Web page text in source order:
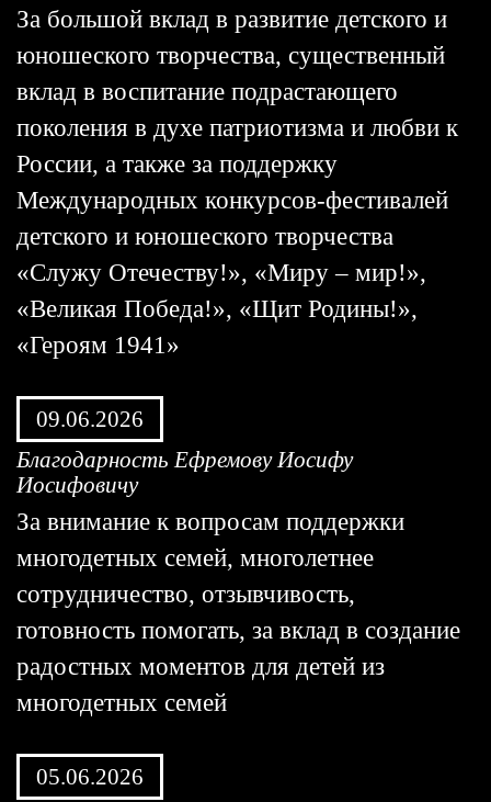
За большой вклад в развитие детского и
юношеского творчества, существенный
вклад в воспитание подрастающего
поколения в духе патриотизма и любви к
России, а также за поддержку
Международных конкурсов-фестивалей
детского и юношеского творчества
«Служу Отечеству!», «Миру – мир!»,
«Великая Победа!», «Щит Родины!»,
«Героям 1941»
09.06.2026
Благодарность Ефремову Иосифу
Иосифовичу
За внимание к вопросам поддержки
многодетных семей, многолетнее
сотрудничество, отзывчивость,
готовность помогать, за вклад в создание
радостных моментов для детей из
многодетных семей
05.06.2026